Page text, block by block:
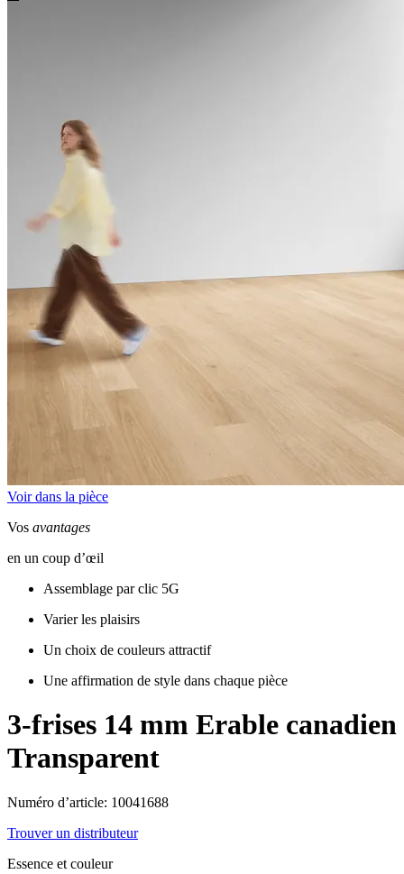
Voir dans la pièce
Vos avantages
en un coup d’œil
Assemblage par clic 5G
Varier les plaisirs
Un choix de couleurs attractif
Une affirmation de style dans chaque pièce
3-frises 14 mm Erable canadien
Transparent
Numéro d’article: 10041688
Trouver un distributeur
Essence et couleur